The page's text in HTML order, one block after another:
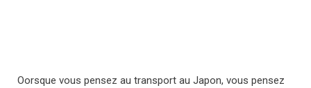
Oorsque vous pensez au transport au Japon, vous pensez